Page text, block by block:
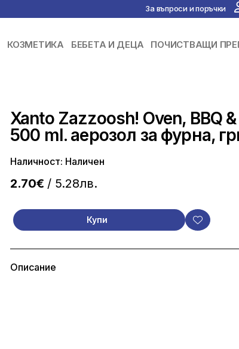
За въпроси и поръчки
ПОЧИСТВАЩИ
КОЗМЕТИКА БЕБЕТА И ДЕЦА
Xanto Zazzoosh! Oven, BBQ
500 ml. аерозол за фурна,
Наличност: Наличен
2.70€ / 5.28лв.
Купи
Описание